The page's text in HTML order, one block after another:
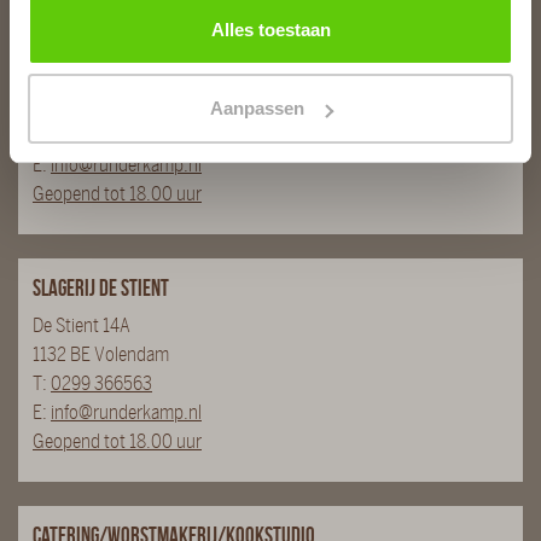
Alles toestaan
Aanpassen
Burg. Van Baarstraat 10
E:info@runderkamp.nl
Geopend tot 18.00 uur
Slagerij De Stient
De Stient 14A
1132 BE Volendam
T: 0299 366563
E: info@runderkamp.nl
Geopend tot 18.00 uur
Catering/Worstmakerij/Kookstudio